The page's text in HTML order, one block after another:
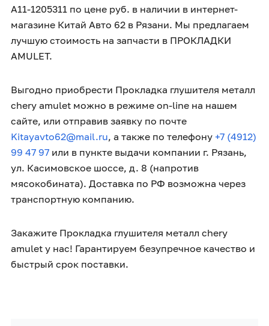
A11-1205311 по цене руб. в наличии в интернет-
магазине Китай Авто 62 в Рязани. Мы предлагаем
лучшую стоимость на запчасти в ПРОКЛАДКИ
AMULET.
Выгодно приобрести Прокладка глушителя металл
chery amulet можно в режиме on-line на нашем
сайте, или отправив заявку по почте
Kitayavto62@mail.ru, а также по телефону +7 (4912)
99 47 97 или в пункте выдачи компании г. Рязань,
ул. Касимовское шоссе, д. 8 (напротив
мясокобината). Доставка по РФ возможна через
транспортную компанию.
Закажите Прокладка глушителя металл chery
amulet у нас! Гарантируем безупречное качество и
быстрый срок поставки.